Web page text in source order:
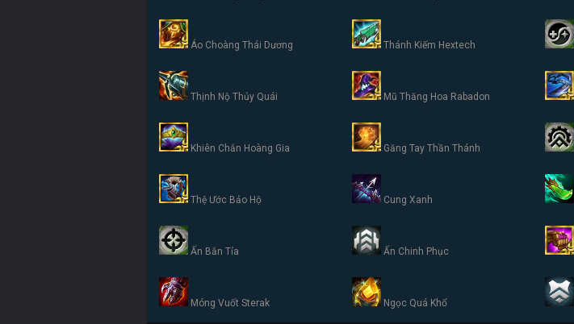
Áo Choàng Thái Dương Thánh Kiếm Hextech
Thịnh Nộ Thủy Quái Mũ Thăng Hoa Rabadon
Khiên Chắn Hoàng Gia Găng Tay Thần Thánh
Thệ Ước Bảo Hộ Cung Xanh
Ấn Bắn Tỉa Ấn Chinh Phục
Móng Vuốt Sterak Ngọc Quá Khổ